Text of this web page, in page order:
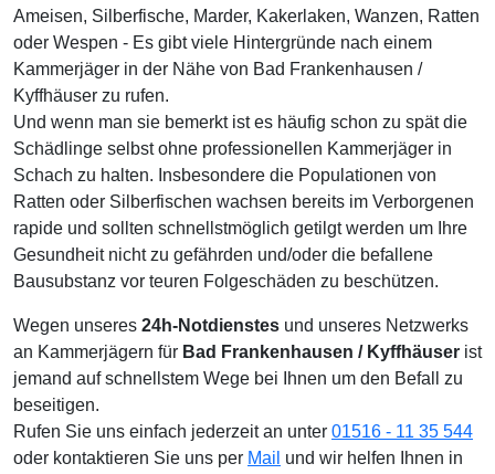
Ameisen, Silberfische, Marder, Kakerlaken, Wanzen, Ratten
oder Wespen - Es gibt viele Hintergründe nach einem
Kammerjäger in der Nähe von Bad Frankenhausen /
Kyffhäuser zu rufen.
Und wenn man sie bemerkt ist es häufig schon zu spät die
Schädlinge selbst ohne professionellen Kammerjäger in
Schach zu halten. Insbesondere die Populationen von
Ratten oder Silberfischen wachsen bereits im Verborgenen
rapide und sollten schnellstmöglich getilgt werden um Ihre
Gesundheit nicht zu gefährden und/oder die befallene
Bausubstanz vor teuren Folgeschäden zu beschützen.
Wegen unseres 24h-Notdienstes und unseres Netzwerks
an Kammerjägern für Bad Frankenhausen / Kyffhäuser ist
jemand auf schnellstem Wege bei Ihnen um den Befall zu
beseitigen.
Rufen Sie uns einfach jederzeit an unter 01516 - 11 35 544
oder kontaktieren Sie uns per Mail und wir helfen Ihnen in